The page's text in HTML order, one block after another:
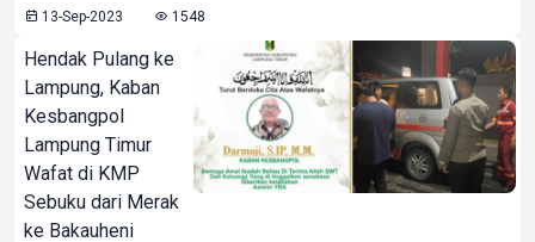
13-Sep-2023 1548
Hendak Pulang ke
Lampung, Kaban
Kesbangpol
Lampung Timur
Wafat di KMP
Sebuku dari Merak
ke Bakauheni